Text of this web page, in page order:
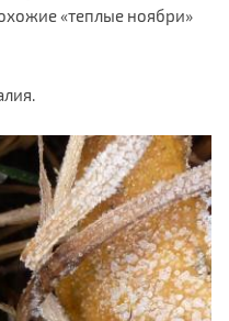
«теплые ноябри»